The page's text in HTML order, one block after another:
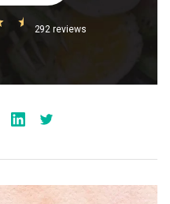
292 reviews